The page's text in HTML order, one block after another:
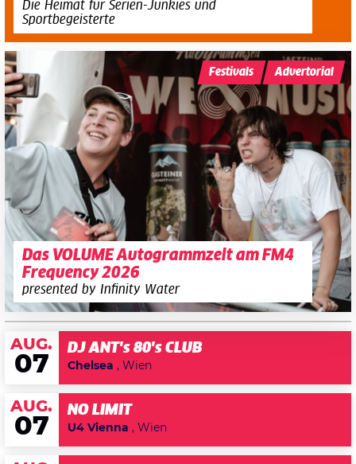
Die Heimat für Serien-Junkies und
Sportbegeisterte
Das VOLUME Autogrammzelt am FM4
Frequency 2026
presented by Infinity Water
Festivals Advertorial
AUG.
07
DJ ANT's 80's CLUB
Chelsea , Wien
AUG.
07
NO LIMIT
U4 Vienna , Wien